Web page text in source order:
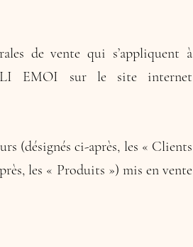
de vente qui s’appliquent à
EMOI sur le site internet
(désignés ci-après, les « Clients
les « Produits ») mis en vente